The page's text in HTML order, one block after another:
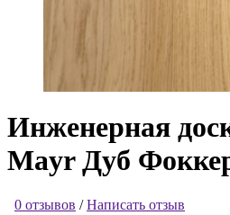
Инженерная
Mayr Дуб
0 отзывов /Написать отзыв